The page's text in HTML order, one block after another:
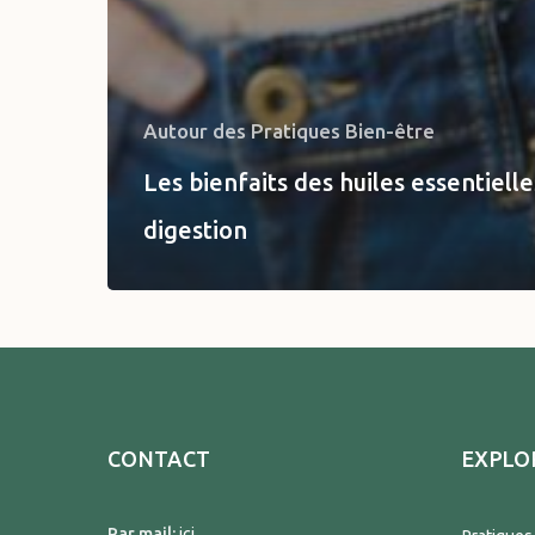
Autour des Pratiques Bien-être
Les bienfaits des huiles
digestion
CONTACT